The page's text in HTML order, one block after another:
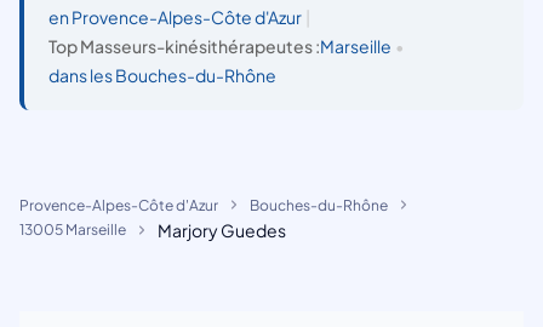
en Provence-Alpes-Côte d'Azur
Top Masseurs-kinésithérapeutes :Marseille •
dans les Bouches-du-Rhône
Provence-Alpes-Côte d'Azur
Bouches-du-Rhône
13005 Marseille
Marjory Guedes